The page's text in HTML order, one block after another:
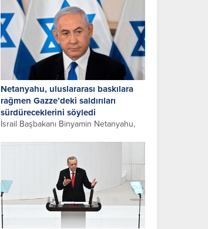
Netanyahu, uluslararası baskılara
rağmen Gazze’deki saldırıları
sürdüreceklerini söyledi
İsrail Başbakanı Binyamin Netanyahu,
belirterek, “Sonuna kadar devam...